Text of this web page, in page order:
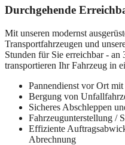
Durchgehende
Mit unseren modernst
Transportfahrzeugen und
Stunden für Sie erreichbar - an
transportieren Ihr Fahrzeug in
Pannendienst vor Ort
Bergung von
Sicheres Abschleppen
Fahrzeugunterstellung /
Effiziente
Abrechnung